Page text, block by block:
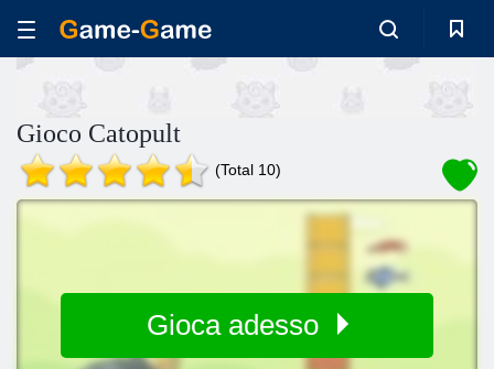
Gioco Catopult
(Total 10)
Gioca adesso